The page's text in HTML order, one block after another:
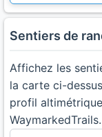
Sentiers de
Affichez les
la carte ci-
profil
WaymarkedTrails.